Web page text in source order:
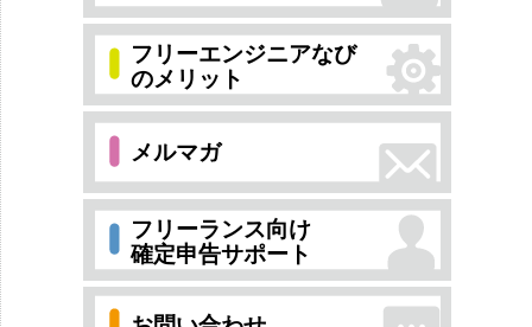
フリーエンジニアなび
のメリット
メルマガ
フリーランス向け
確定申告サポート